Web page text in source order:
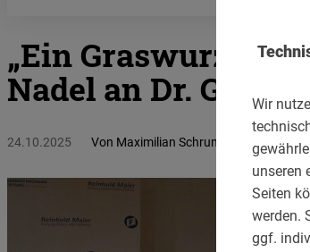
„Ein
Nadel an Dr. Georg
24.10.2025 Von Maximilian Schrumpf
Wir
unseren
Seiten
werden.
ggf.